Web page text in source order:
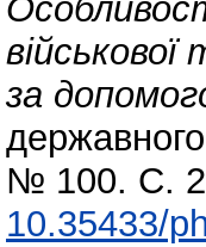
за
державного
№ 100. С.
10.35433/